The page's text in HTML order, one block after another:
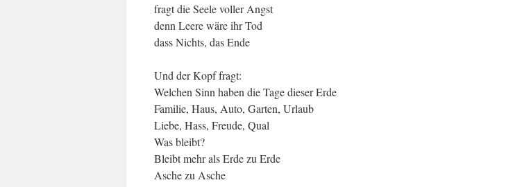
fragt die Seele voller Angst
denn Leere wäre ihr Tod
dass Nichts, das Ende
Und der Kopf fragt:
Welchen Sinn haben die Tage dieser Erde
Familie, Haus, Auto, Garten, Urlaub
Liebe, Hass, Freude, Qual
Was bleibt?
Bleibt mehr als Erde zu Erde
Asche zu Asche